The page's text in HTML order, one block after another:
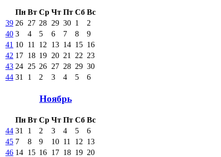
Пн Вт Ср Чт Пт Сб Вс
39 26 27 28 29 30 1
2
40 3 4 5 6 7 8
9
41 10 11 12 13 14 15 16
42 17 18 19 20 21 22 23
43 24 25 26 27 28 29 30
44 31 1 2 3 4 5 6
Ноябрь
Пн Вт Ср Чт Пт Сб Вс
44 31 1 2 3 4 5
6
45 7 8 9 10 11 12 13
46 14 15 16 17 18 19 20